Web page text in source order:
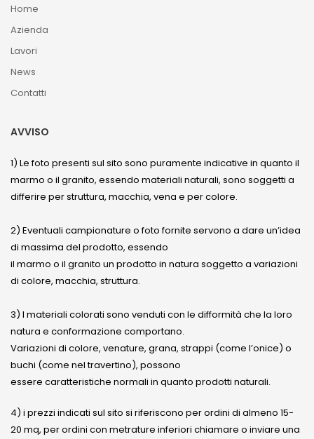
Home
Azienda
Lavori
News
Contatti
AVVISO
1) Le foto presenti sul sito sono puramente indicative in quanto il
marmo o il granito, essendo materiali naturali, sono soggetti a
differire per struttura, macchia, vena e per colore.
2) Eventuali campionature o foto fornite servono a dare un’idea
di massima del prodotto, essendo
il marmo o il granito un prodotto in natura soggetto a variazioni
di colore, macchia, struttura.
3) I materiali colorati sono venduti con le difformità che la loro
natura e conformazione comportano.
Variazioni di colore, venature, grana, strappi (come l’onice) o
buchi (come nel travertino), possono
essere caratteristiche normali in quanto prodotti naturali.
4) i prezzi indicati sul sito si riferiscono per ordini di almeno 15-
20 mq, per ordini con metrature inferiori chiamare o inviare una